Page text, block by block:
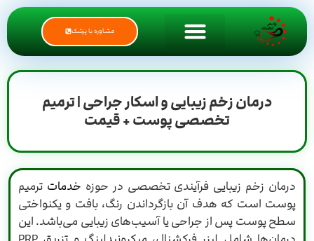
مشاوره با پزشک
درمان زخم زیبایی و اسکار جراحی | ترمیم
تخصصی پوست + قیمت
درمان زخم زیبایی فرآیندی تخصصی در حوزه خدمات ترمیم
پوست است که هدف آن بازگرداندن رنگ، بافت و یکنواختی
سطح پوست پس از جراحی یا آسیب‌های زیبایی می‌باشد. این